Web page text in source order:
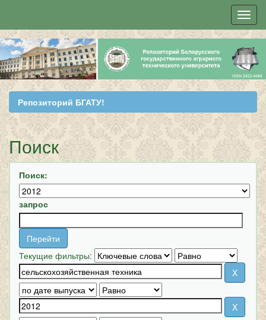
Skip
navigation
Репозиторий БГАТУ!
Поиск
Поиск:
запрос
Текущие фильтры: